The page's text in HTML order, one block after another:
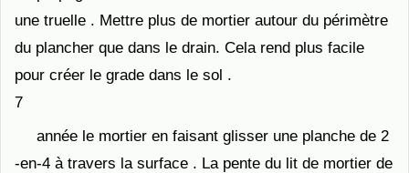
une truelle . Mettre plus de mortier autour du périmètre
du plancher que dans le drain. Cela rend plus facile
pour créer le grade dans le sol .
7
année le mortier en faisant glisser une planche de 2
-en-4 à travers la surface . La pente du lit de mortier de